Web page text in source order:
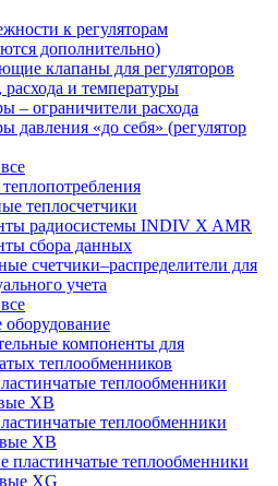
к регуляторам
дополнительно)
клапаны для регуляторов
расхода и температуры
– ограничители расхода
давления «до себя» (регулятор
теплосчетчики
радиосистемы INDIV X AMR
сбора данных
счетчики–распределители для
учета
компоненты для
теплообменников
теплообменники
XB
теплообменники
ХВ
пластинчатые теплообменники
ХG